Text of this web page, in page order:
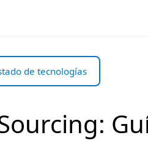
de tecnologías